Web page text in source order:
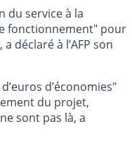
du service à la
fonctionnement" pour
déclaré à l’AFP son
d’économies"
du projet,
sont pas là, a